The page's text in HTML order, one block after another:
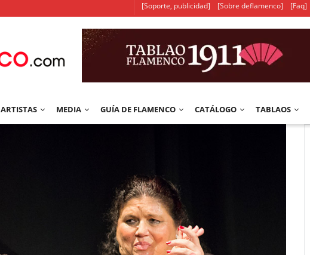
[Soporte, publicidad] [Sobre deflamenco] [Faq]
ARTISTAS MEDIA GUÍA DE FLAMENCO CATÁLOGO TABLAOS